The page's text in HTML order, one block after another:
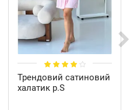
Трендовий сатиновий
халатик р.S